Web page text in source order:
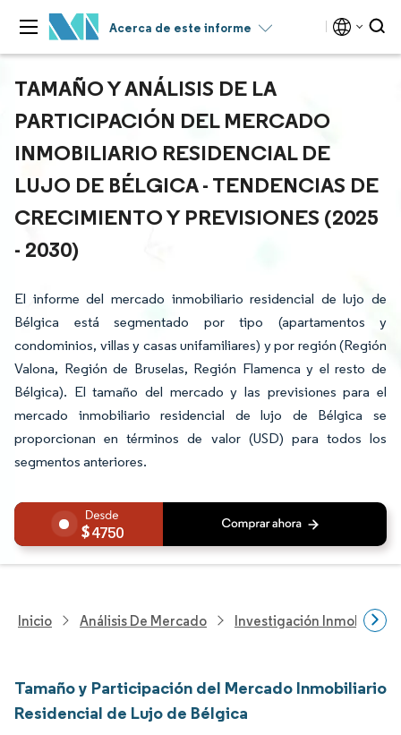
Acerca de este informe
TAMAÑO Y ANÁLISIS DE LA
PARTICIPACIÓN DEL MERCADO
INMOBILIARIO RESIDENCIAL DE
LUJO DE BÉLGICA - TENDENCIAS DE
CRECIMIENTO Y PREVISIONES (2025
- 2030)
El informe del mercado inmobiliario residencial de lujo de
Bélgica está segmentado por tipo (apartamentos y
condominios, villas y casas unifamiliares) y por región (Región
Valona, Región de Bruselas, Región Flamenca y el resto de
Bélgica). El tamaño del mercado y las previsiones para el
mercado inmobiliario residencial de lujo de Bélgica se
proporcionan en términos de valor (USD) para todos los
segmentos anteriores.
4750
Inicio Análisis De Mercado Investigación Inmobiliaria
Tamaño y Participación del Mercado Inmobiliario
Residencial de Lujo de Bélgica